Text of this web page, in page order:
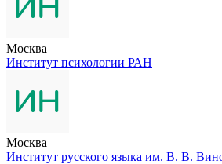
Москва
Институт психологии РАН
Москва
Институт русского языка им. В. В.